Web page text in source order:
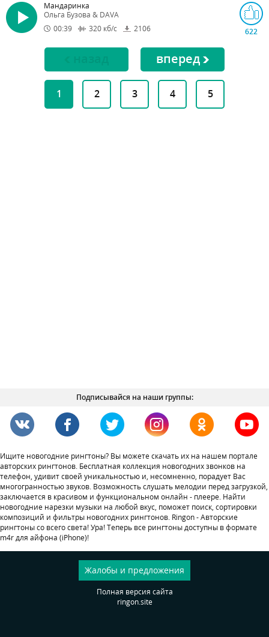
Мандаринка
Ольга Бузова & DAVA
00:39
320 кб/с 2106 622
вперед
1 2 3 4 5
Подписывайся на наши группы:
Ищите новогодние рингтоны? Вы можете скачать их на нашем портале
авторских рингтонов. Бесплатная коллекция новогодних звонков на
телефон, удивит своей уникальностью и, несомненно, порадует Вас
многогранностью звуков. Возможность слушать мелодии перед загрузкой,
заключается в красивом и функциональном онлайн - плеере. Найти
новогодние нарезки музыки на любой вкус, поможет поиск, сортировки
композиций и фильтры новогодних рингтонов. Ringon - Авторские
рингтоны со всего света! Ура! Теперь все рингтоны доступны в формате
m4r для айфона (iPhone)!
Жалобы и предложения
Полная версия сайта
ringon.site